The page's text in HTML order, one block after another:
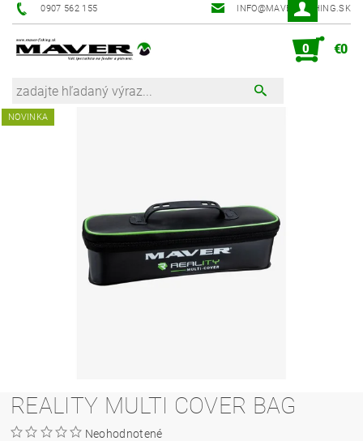
0907 562 155 INFO@MAVER-FISHING.SK
0 €0
NOVINKA
REALITY MULTI COVER BAG
Neohodnotené